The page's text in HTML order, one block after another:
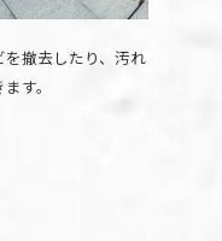
を撤去したり、汚れ
す。